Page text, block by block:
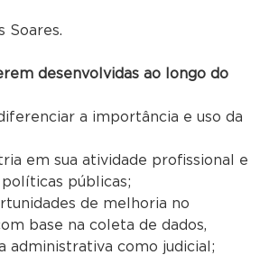
Soares.
desenvolvidas ao longo do
a importância e uso da
em sua atividade profissional e
públicas;
de melhoria no
base na coleta de dados,
administrativa como judicial;